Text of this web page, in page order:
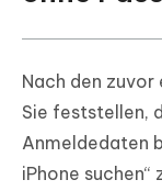
Nach den
Sie feststellen,
Anmeldedaten
iPhone suchen“